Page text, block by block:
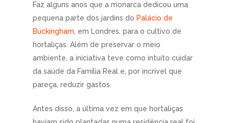
Faz alguns anos que a monarca dedicou uma
pequena parte dos jardins do Palácio de
Buckingham , em Londres, para o cultivo de
hortaliças. Além de preservar o meio
ambiente, a iniciativa teve como intuito cuidar
da saúde da Família Real e, por incrível que
pareça, reduzir gastos.
Antes disso, a última vez em que hortaliças